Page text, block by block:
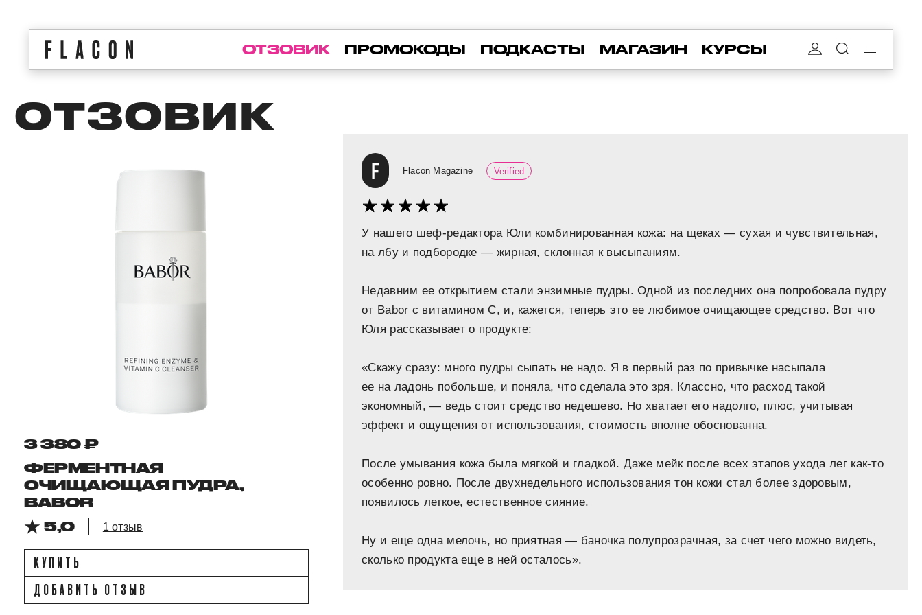
ОТЗОВИК ПРОМОКОДЫ ПОДКАСТЫ МАГАЗИН КУРСЫ
ОТЗОВИК
3 380 ₽
ФЕРМЕНТНАЯ
ОЧИЩАЮЩАЯ ПУДРА,
BABOR
5,0
1 отзыв
КУПИТЬ
ДОБАВИТЬ ОТЗЫВ
Flacon Magazine Verified
У нашего шеф-редактора Юли комбинированная кожа: на щеках — сухая и чувствительная,
на лбу и подбородке — жирная, склонная к высыпаниям.
Недавним ее открытием стали энзимные пудры. Одной из последних она попробовала пудру
от Babor с витамином C, и, кажется, теперь это ее любимое очищающее средство. Вот что
Юля рассказывает о продукте:
«Скажу сразу: много пудры сыпать не надо. Я в первый раз по привычке насыпала
ее на ладонь побольше, и поняла, что сделала это зря. Классно, что расход такой
экономный, — ведь стоит средство недешево. Но хватает его надолго, плюс, учитывая
эффект и ощущения от использования, стоимость вполне обоснованна.
После умывания кожа была мягкой и гладкой. Даже мейк после всех этапов ухода лег как-то
особенно ровно. После двухнедельного использования тон кожи стал более здоровым,
появилось легкое, естественное сияние.
Ну и еще одна мелочь, но приятная — баночка полупрозрачная, за счет чего можно видеть,
сколько продукта еще в ней осталось».